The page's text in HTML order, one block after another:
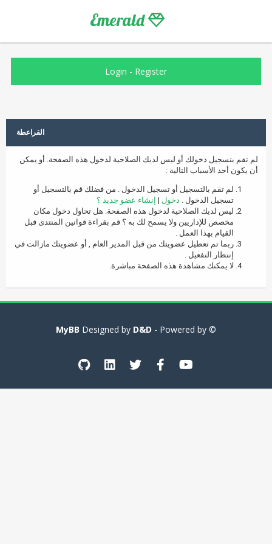
Emerald
Login - Register
القراعطة
لم تقم بتسجيل دخولك أو ليس لديك الصلاحية لدخول هذه الصفحة. أو يمكن
أن يكون أحد الأسباب التالية :
لم تقم بالتسجيل أو تسجيل الدخول . من فضلك قم بالتسجيل أو
تسجيل الدخول . دخول | إنشاء عضو جديد ؟
ليس لديك الصلاحية لدخول هذه الصفحة. هل تحاول دخول مكان
مخصص للإداريين ولا يسمح لك به ؟ قم بقراءة قوانين المنتدى قبل
القيام بهذا العمل .
ربما تم تعطيل عضويتك من قبل المدير العام , أو عضويتك مازالت في
إنتظار التفعيل .
لا يمكنك مشاهدة هذه الصفحة مباشرة.
© Designed by
D&D - Powered by
MyBB